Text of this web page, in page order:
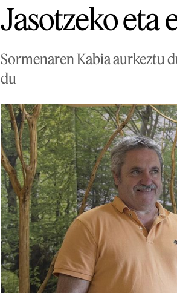
Jasotzeko eta
Sormenaren Kabia aurkeztu
du